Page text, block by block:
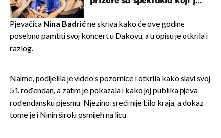
ranije
Pjevačica Nina Badrićne skriva kako će ove godine
posebno pamtiti svoj koncert u Đakovu, a u opisu je otkrila i
razlog.
Naime, podijelila je video s pozornice i otkrila kako slavi svoj
51. rođendan, a zatim je pokazala i kako joj publika pjeva
rođendansku pjesmu. Njezinoj sreći nije bilo kraja, a dokaz
tome je i Ninin široki osmijeh na licu.